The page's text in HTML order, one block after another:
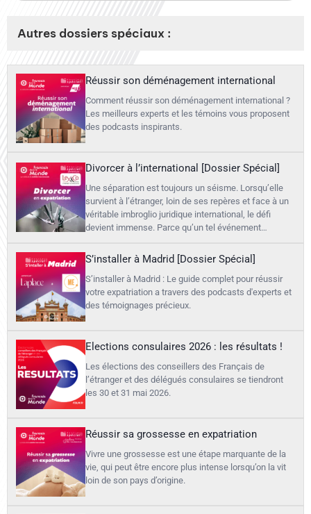
Autres dossiers spéciaux :
Réussir son déménagement international
Comment réussir son déménagement international ?
Les meilleurs experts et les témoins vous proposent
des podcasts inspirants.
Divorcer à l’international [Dossier Spécial]
Une séparation est toujours un séisme. Lorsqu’elle
survient à l’étranger, loin de ses repères et face à un
véritable imbroglio juridique international, le défi
devient immense. Parce qu’un tel événement…
S’installer à Madrid [Dossier Spécial]
S’installer à Madrid : Le guide complet pour réussir
votre expatriation a travers des podcasts d'experts et
des témoignages précieux.
Elections consulaires 2026 : les résultats !
Les élections des conseillers des Français de
l’étranger et des délégués consulaires se tiendront
les 30 et 31 mai 2026.
Réussir sa grossesse en expatriation
Vivre une grossesse est une étape marquante de la
vie, qui peut être encore plus intense lorsqu’on la vit
loin de son pays d’origine.